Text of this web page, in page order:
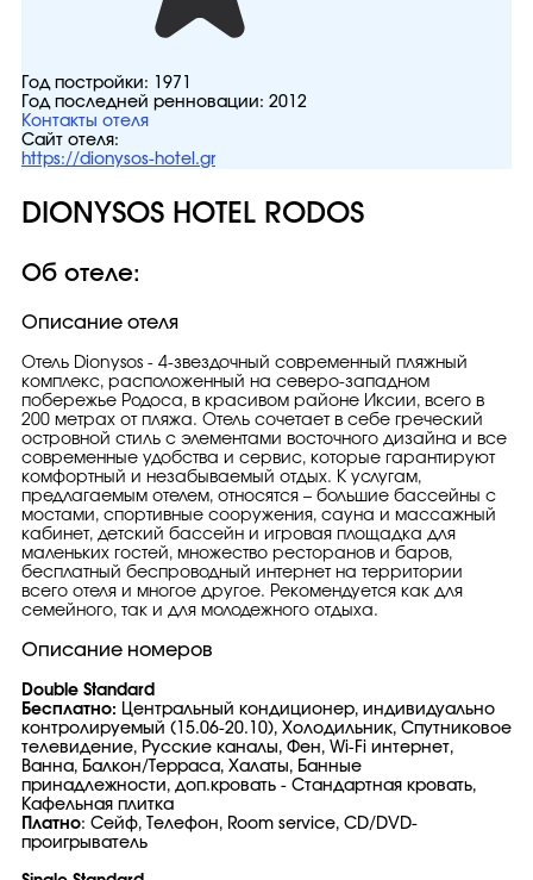
Год постройки:
1971
Год последней ренновации: 2012
Контакты отеля
Сайт отеля:
https://dionysos-hotel.gr
DIONYSOS HOTEL RODOS
Об отеле:
Описание отеля
Отель Dionysos - 4-звездочный современный пляжный
комплекс, расположенный на северо-западном
побережье Родоса, в красивом районе Иксии, всего в
200 метрах от пляжа. Отель сочетает в себе греческий
островной стиль с элементами восточного дизайна и все
современные удобства и сервис, которые гарантируют
комфортный и незабываемый отдых. К услугам,
предлагаемым отелем, относятся – большие бассейны с
мостами, спортивные сооружения, сауна и массажный
кабинет, детский бассейн и игровая площадка для
маленьких гостей, множество ресторанов и баров,
бесплатный беспроводный интернет на территории
всего отеля и многое другое. Рекомендуется как для
семейного, так и для молодежного отдыха.
Описание номеров
Double Standard
Бесплатно: Центральный кондиционер, индивидуально
контролируемый (15.06-20.10), Холодильник, Спутниковое
телевидение, Русские каналы, Фен, Wi-Fi интернет,
Ванна, Балкон/Терраса, Халаты, Банные
принадлежности, доп.кровать - Стандартная кровать,
Кафельная плитка
Платно: Сейф, Телефон, Room service, CD/DVD-
проигрыватель